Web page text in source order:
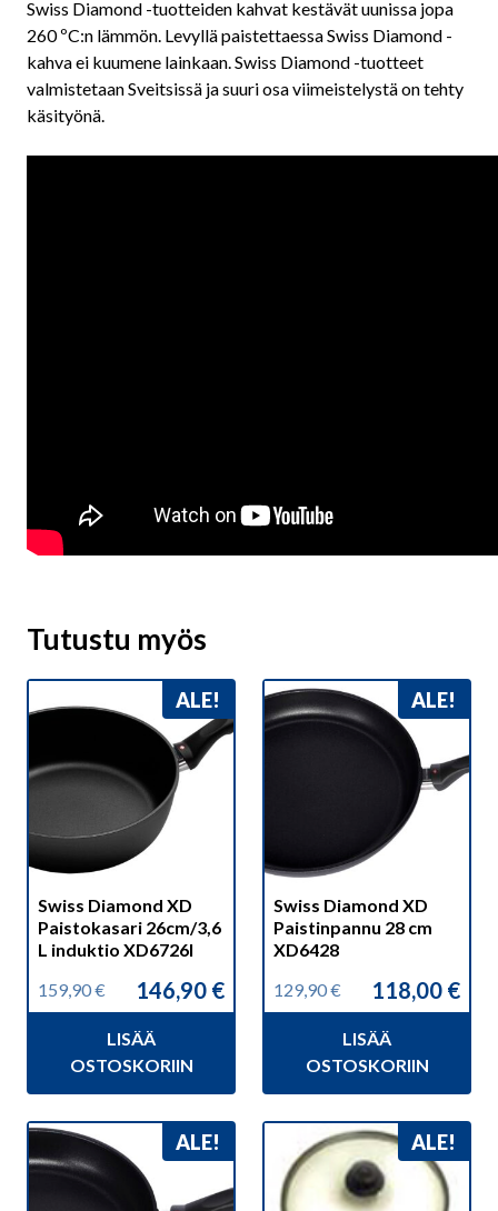
Swiss Diamond -tuotteiden kahvat kestävät uunissa jopa
260 ºC:n lämmön. Levyllä paistettaessa Swiss Diamond -
kahva ei kuumene lainkaan. Swiss Diamond -tuotteet
valmistetaan Sveitsissä ja suuri osa viimeistelystä on tehty
käsityönä.
Tutustu myös
ALE!
Swiss Diamond XD
Paistokasari 26cm/3,6
L induktio XD6726I
159,90€
Alkuperäinen
hinta
159,90 €.
146,90 €
Nykyinen
hinta
146,90 €.
LISÄÄ
OSTOSKORIIN
ALE!
Swiss Diamond XD
Paistinpannu 28 cm
XD6428
129,90€
Alkuperäinen
hinta
129,90 €.
118,00 €
Nykyinen
hinta
118,00 €.
LISÄÄ
OSTOSKORIIN
ALE! ALE!